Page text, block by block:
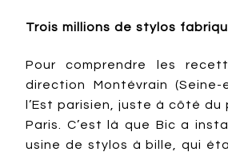
Trois millions de stylos
Pour comprendre les
direction Montévrain (Seine-
l’Est parisien, juste à côté du
Paris. C’est là que Bic a
usine de stylos à bille, qui